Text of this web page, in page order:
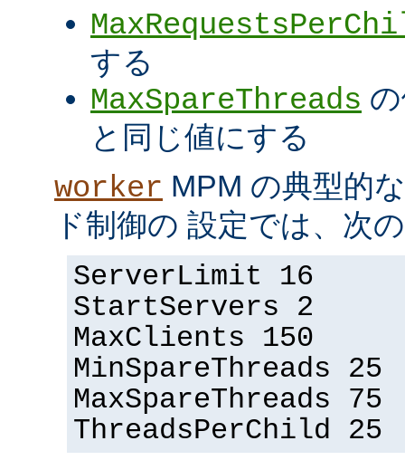
する
MaxSpareThreads
と同じ値にする
worker MPM の典型的
ド制御の 設定では、次
ServerLimit 16
StartServers 2
MaxClients 150
MinSpareThreads 25
MaxSpareThreads 75
ThreadsPerChild 25